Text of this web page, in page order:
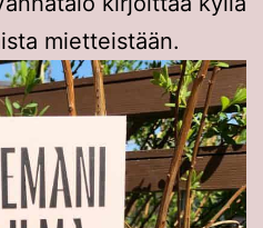
mietteistään.